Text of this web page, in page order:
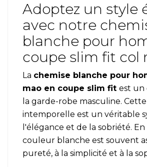
Adoptez un style
avec notre
blanche pour
coupe slim fit col
La chemise blanche pour
mao en coupe slim fit est un
la garde-robe masculine.
intemporelle est un véritable
l'élégance et de la sobriété.
couleur blanche est souvent
pureté, à la simplicité et à la